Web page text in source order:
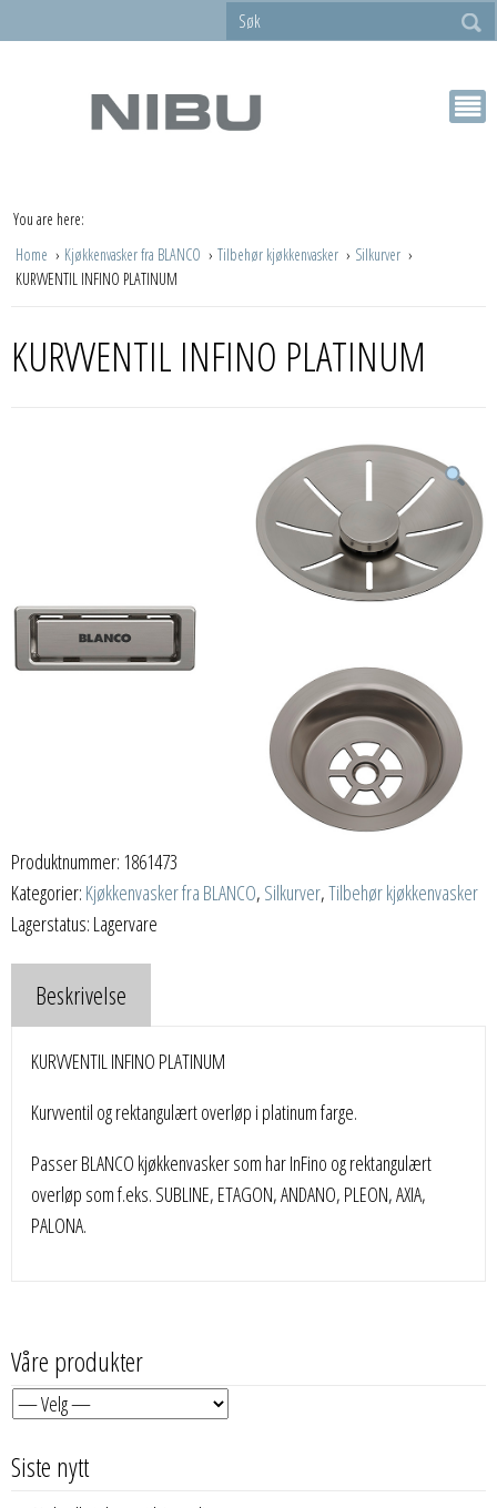
You are here:
Home
Kjøkkenvasker fra BLANCO Tilbehør kjøkkenvasker
Silkurver
KURVVENTIL INFINO PLATINUM
KURVVENTIL INFINO PLATINUM
Produktnummer: 1861473
Kategorier: Kjøkkenvasker fra BLANCO, Silkurver,Tilbehør kjøkkenvasker
Lagerstatus: Lagervare
Beskrivelse
KURVVENTIL INFINO PLATINUM
Kurvventil og rektangulært overløp i platinum farge.
Passer BLANCO kjøkkenvasker som har InFino og rektangulært
overløp som f.eks. SUBLINE, ETAGON, ANDANO, PLEON, AXIA,
PALONA.
Våre produkter
Siste nytt